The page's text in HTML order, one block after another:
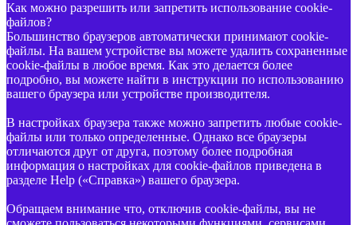
Как можно разрешить или запретить использование cookie-
файлов?
Большинство браузеров автоматически принимают cookie-
файлы. На вашем устройстве вы можете удалить сохраненные
cookie-файлы в любое время. Как это делается более
подробно, вы можете найти в инструкции по использованию
вашего браузера или устройстве производителя.
В настройках браузера также можно запретить любые cookie-
файлы или только определенные. Однако все браузеры
отличаются друг от друга, поэтому более подробная
информация о настройках для cookie-файлов приведена в
разделе Help («Справка») вашего браузера.
Обращаем внимание что, отключив cookie-файлы, вы не